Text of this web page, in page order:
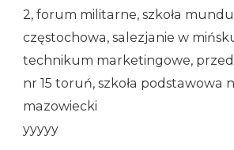
2, forum militarne, szkoła
częstochowa, salezjanie w
technikum marketingowe,
nr 15 toruń, szkoła podstawowa
mazowiecki
yyyyy